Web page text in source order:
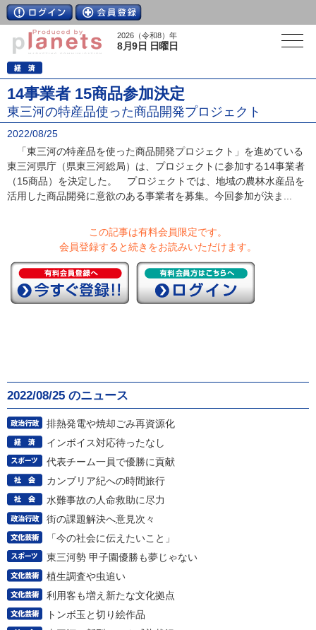
2026（令和8）年
8月9日 日曜日
14事業者 15商品参加決定
東三河の特産品使った商品開発プロジェクト
2022/08/25
「東三河の特産品を使った商品開発プロジェクト」を進めている
東三河県庁（県東三河総局）は、プロジェクトに参加する14事業者
（15商品）を決定した。 プロジェクトでは、地域の農林水産品を
活用した商品開発に意欲のある事業者を募集。今回参加が決ま...
この記事は有料会員限定です。
会員登録すると続きをお読みいただけます。
2022/08/25 のニュース
排熱発電や焼却ごみ再資源化
インボイス対応待ったなし
代表チーム一員で優勝に貢献
カンブリア紀への時間旅行
水難事故の人命救助に尽力
街の課題解決へ意見次々
「今の社会に伝えたいこと」
東三河勢 甲子園優勝も夢じゃない
植生調査や虫追い
利用客も増え新たな文化拠点
トンボ玉と切り絵作品